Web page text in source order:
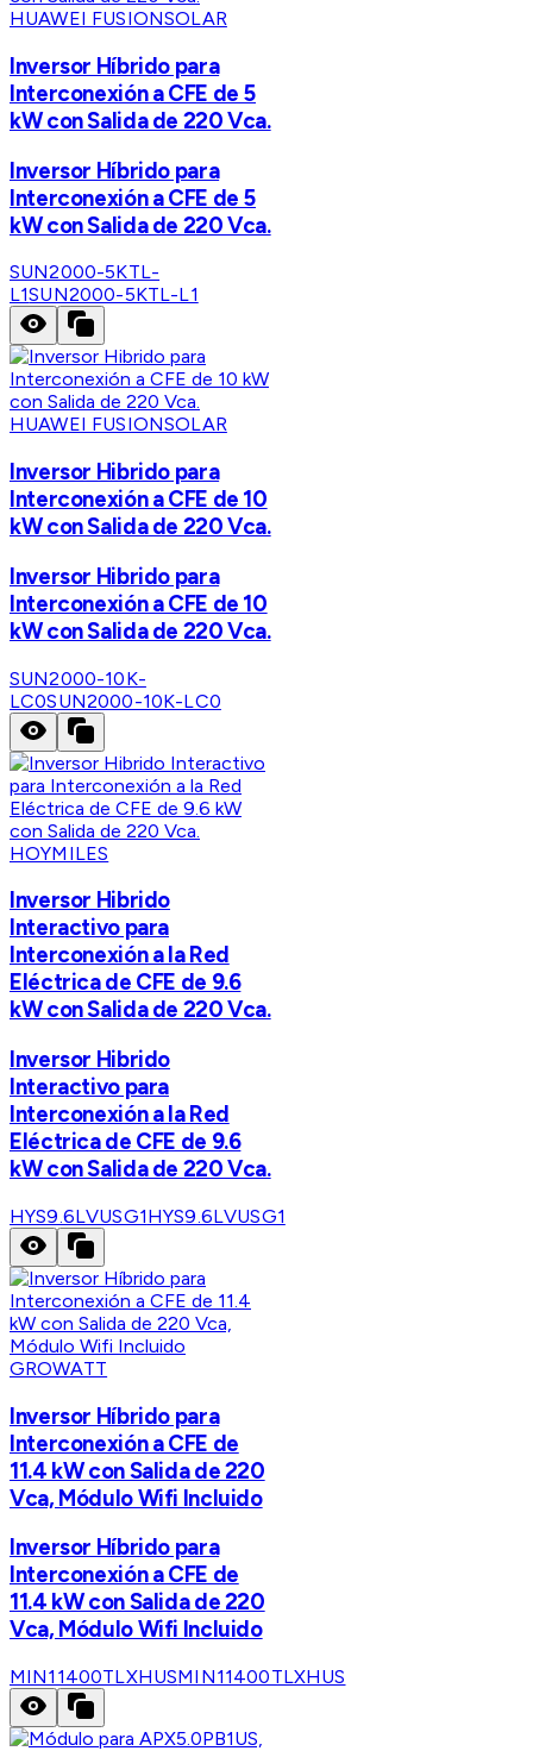
HUAWEI FUSIONSOLAR
Inversor Híbrido para
Interconexión a CFE de 5
kW con Salida de 220 Vca.
Inversor Híbrido para
Interconexión a CFE de 5
kW con Salida de 220 Vca.
SUN2000-5KTL-
L1SUN2000-5KTL-L1
HUAWEI FUSIONSOLAR
Inversor Hibrido para
Interconexión a CFE de 10
kW con Salida de 220 Vca.
Inversor Hibrido para
Interconexión a CFE de 10
kW con Salida de 220 Vca.
SUN2000-10K-
LC0SUN2000-10K-LC0
HOYMILES
Inversor Hibrido
Interactivo para
Interconexión a la Red
Eléctrica de CFE de 9.6
kW con Salida de 220 Vca.
Inversor Hibrido
Interactivo para
Interconexión a la Red
Eléctrica de CFE de 9.6
kW con Salida de 220 Vca.
HYS9.6LVUSG1HYS9.6LVUSG1
GROWATT
Inversor Híbrido para
Interconexión a CFE de
11.4 kW con Salida de 220
Vca, Módulo Wifi Incluido
Inversor Híbrido para
Interconexión a CFE de
11.4 kW con Salida de 220
Vca, Módulo Wifi Incluido
MIN11400TLXHUSMIN11400TLXHUS